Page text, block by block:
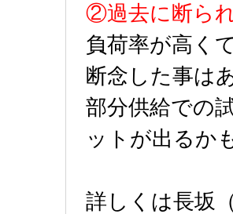
②過去に断ら
負荷率が高く
断念した事は
部分供給での
ットが出るか
詳しくは長坂